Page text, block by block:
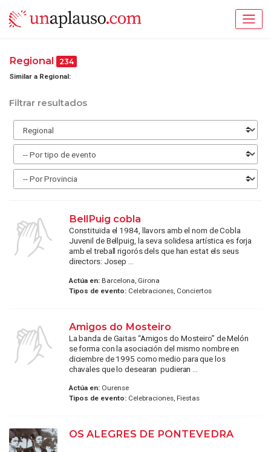
Regional 234
Similar a Regional:
Filtrar resultados
BellPuig cobla
Constituïda el 1984, llavors amb el nom de Cobla
Juvenil de Bellpuig, la seva solidesa artística es forja
amb el treball rigorós dels que han estat els seus
directors: Josep ...
Actúa en:Barcelona, Girona
Tipos de evento:Celebraciones, Conciertos
Amigos do Mosteiro
La banda de Gaitas “Amigos do Mosteiro” de Melón
se forma con la asociación del mismo nombre en
diciembre de 1995 como medio para que los
chavales que lo desearan pudieran ...
Actúa en:Ourense
Tipos de evento:Celebraciones, Fiestas
OS ALEGRES DE PONTEVEDRA